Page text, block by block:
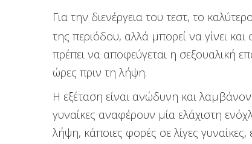
Για την διενέργεια του τεστ, το
της περιόδου, αλλά μπορεί να γίνει
πρέπει να αποφεύγεται η σεξουαλική
ώρες πριν τη λήψη.
Η εξέταση είναι ανώδυνη και
γυναίκες αναφέρουν μία ελάχιστη
λήψη, κάποιες φορές σε λίγες